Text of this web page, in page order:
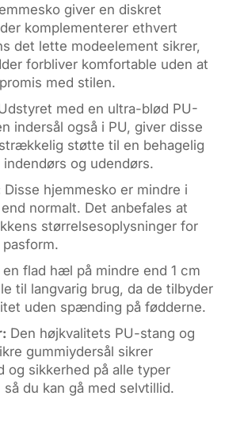
giver en diskret
komplementerer ethvert
det lette modeelement sikrer,
forbliver komfortable uden at
med stilen.
med en ultra-blød PU-
indersål også i PU, giver disse
støtte til en behagelig
indendørs og udendørs.
Disse hjemmesko er mindre i
normalt. Det anbefales at
størrelsesoplysninger for
en flad hæl på mindre end 1 cm
til langvarig brug, da de tilbyder
uden spænding på fødderne.
Den højkvalitets PU-stang og
gummiydersål sikrer
og sikkerhed på alle typer
så du kan gå med selvtillid.